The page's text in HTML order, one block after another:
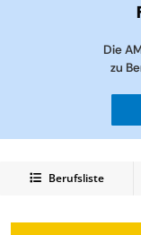
Die
zu
Berufsliste